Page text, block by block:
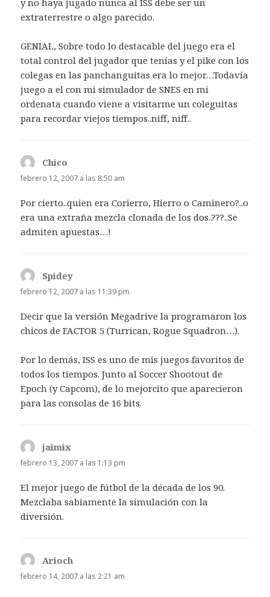
extraterrestre o algo parecido.
GENIAL, Sobre todo lo destacable del juego era el
total control del jugador que tenías y el pike con los
colegas en las panchanguitas era lo mejor…Todavía
juego a el con mi simulador de SNES en mi
ordenata cuando viene a visitarme un coleguitas
para recordar viejos tiempos..niff, niff..
Chico
febrero 12, 2007 a las 8:50 am
Por cierto..quien era Corierro, Hierro o Caminero?..o
era una extraña mezcla clonada de los dos..???..Se
admiten apuestas…!
Spidey
febrero 12, 2007 a las 11:39 pm
Decir que la versión Megadrive la programaron los
chicos de FACTOR 5 (Turrican, Rogue Squadron…).
Por lo demás, ISS es uno de mis juegos favoritos de
todos los tiempos. Junto al Soccer Shootout de
Epoch (y Capcom), de lo mejorcito que aparecieron
para las consolas de 16 bits.
jaimix
febrero 13, 2007 a las 1:13 pm
El mejor juego de fútbol de la década de los 90.
Mezclaba sabiamente la simulación con la
diversión.
Arioch
febrero 14, 2007 a las 2:21 am